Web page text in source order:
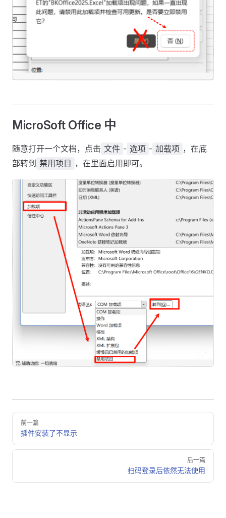
MicroSoft Office 中
随意打开一个文档，点击 文件 - 选项 - 加载项 ，在底
部转到 禁用项目 ，在里面启用即可。
Pager
前一篇
插件安装了不显示
后一篇
扫码登录后依然无法使用